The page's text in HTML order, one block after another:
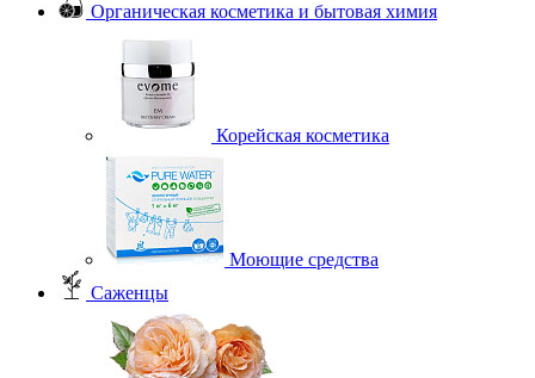
Органическая косметика и бытовая химия
Корейская косметика
Моющие средства
Саженцы